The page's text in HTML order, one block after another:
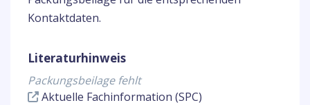
Kontaktdaten.
Literaturhinweis
Packungsbeilage fehlt
Aktuelle Fachinformation (SPC)